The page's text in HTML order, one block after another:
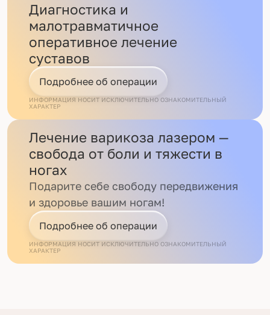
Диагностика и
малотравматичное
оперативное лечение
суставов
Подробнее об операции
ИНФОРМАЦИЯ НОСИТ ИСКЛЮЧИТЕЛЬНО ОЗНАКОМИТЕЛЬНЫЙ
ХАРАКТЕР
Лечение варикоза лазером —
свобода от боли и тяжести в
ногах
Подарите себе свободу передвижения
и здоровье вашим ногам!
Подробнее об операции
ИНФОРМАЦИЯ НОСИТ ИСКЛЮЧИТЕЛЬНО ОЗНАКОМИТЕЛЬНЫЙ
ХАРАКТЕР